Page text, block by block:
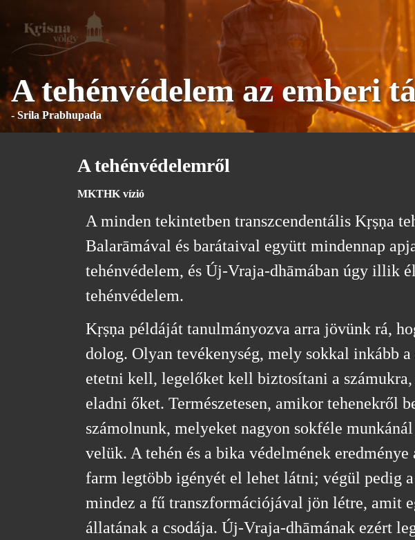
A tehénvédelem az emberi
- Srila Prabhupada
A tehénvédelemről
MKTHK vízió
A minden tekintetben transzcendentális Kṛṣṇa
Balarāmával és barátaival együtt mindennap
tehénvédelem, és Új-Vraja-dhāmában úgy illik
tehénvédelem.
Kṛṣṇa példáját tanulmányozva arra jövünk rá,
dolog. Olyan tevékenység, mely sokkal inkább
etetni kell, legelőket kell biztosítani a
eladni őket. Természetesen, amikor tehenekről
számolnunk, melyeket nagyon sokféle
velük. A tehén és a bika védelmének
farm legtöbb igényét el lehet látni; végül pedig
mindez a fű transzformációjával jön létre, amit
állatának a csodája. Új-Vraja-dhāmának ezért